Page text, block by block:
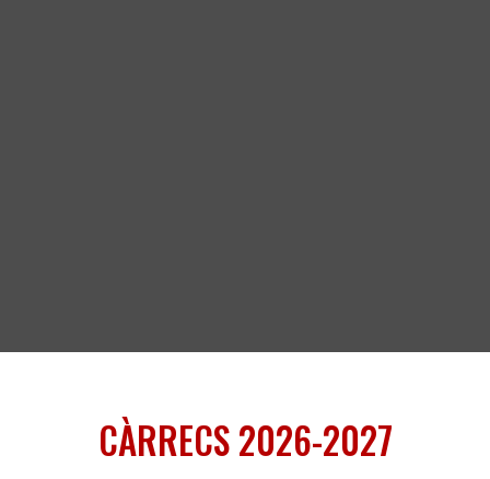
CÀRRECS 2026-2027